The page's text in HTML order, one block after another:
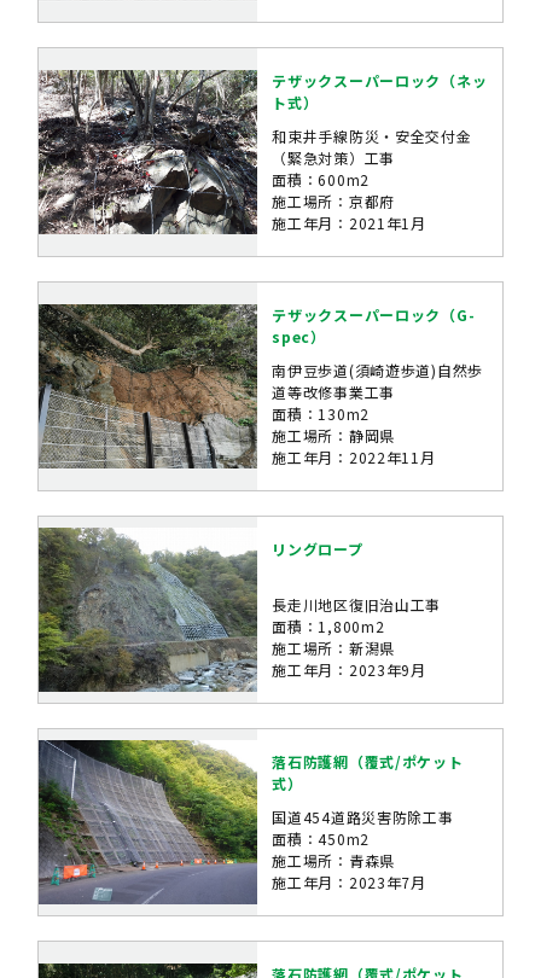
テザックスーパーロック（ネッ
ト式）
和束井手線防災・安全交付金
（緊急対策）工事
面積：600m2
施工場所：京都府
施工年月：2021年1月
テザックスーパーロック（G-
spec）
南伊豆歩道(須崎遊歩道)自然歩
道等改修事業工事
面積：130m2
施工場所：静岡県
施工年月：2022年11月
リングロープ
長走川地区復旧治山工事
面積：1,800m2
施工場所：新潟県
施工年月：2023年9月
落石防護網（覆式/ポケット
式）
国道454道路災害防除工事
面積：450m2
施工場所：青森県
施工年月：2023年7月
落石防護網（覆式/ポケット